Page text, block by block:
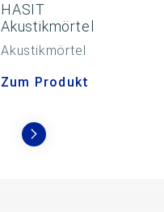
HASIT
Akustikmörtel
Akustikmörtel
Zum Produkt